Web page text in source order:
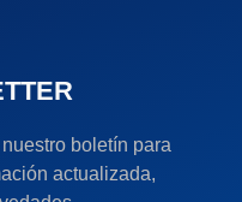
boletín para
actualizada,